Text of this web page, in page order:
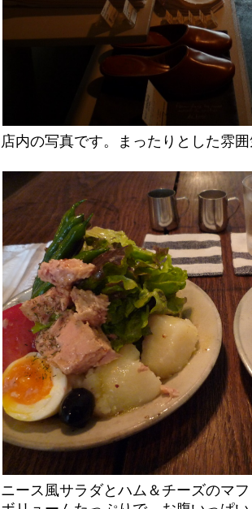
店内の写真です。まったりとした雰
ニース風サラダとハム＆チーズのマ